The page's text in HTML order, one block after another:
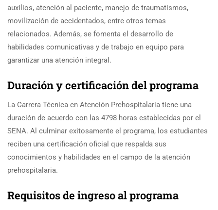
auxilios, atención al paciente, manejo de traumatismos,
movilización de accidentados, entre otros temas
relacionados. Además, se fomenta el desarrollo de
habilidades comunicativas y de trabajo en equipo para
garantizar una atención integral.
Duración y certificación del programa
La Carrera Técnica en Atención Prehospitalaria tiene una
duración de acuerdo con las 4798 horas establecidas por el
SENA. Al culminar exitosamente el programa, los estudiantes
reciben una certificación oficial que respalda sus
conocimientos y habilidades en el campo de la atención
prehospitalaria.
Requisitos de ingreso al programa